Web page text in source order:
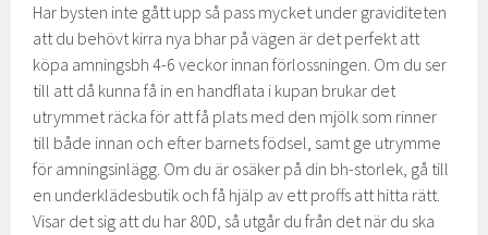
Har bysten inte gått upp så pass mycket under graviditeten
att du behövt kirra nya bhar på vägen är det perfekt att
köpa amningsbh 4-6 veckor innan förlossningen. Om du ser
till att då kunna få in en handflata i kupan brukar det
utrymmet räcka för att få plats med den mjölk som rinner
till både innan och efter barnets födsel, samt ge utrymme
för amningsinlägg. Om du är osäker på din bh-storlek, gå till
en underklädesbutik och få hjälp av ett proffs att hitta rätt.
Visar det sig att du har 80D, så utgår du från det när du ska